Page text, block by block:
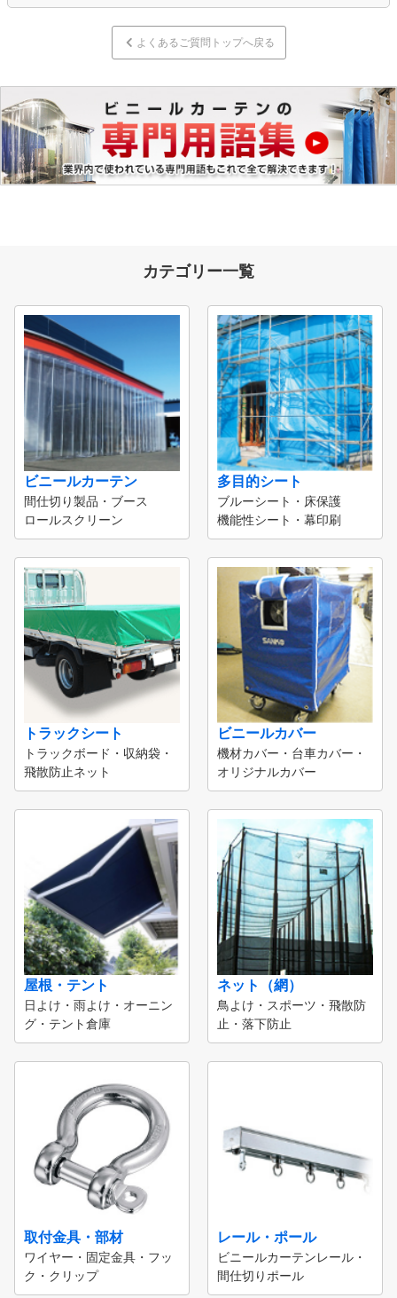
よくあるご質問トップへ戻る
カテゴリー一覧
ビニールカーテン
間仕切り製品・ブース
ロールスクリーン
多目的シート
ブルーシート・床保護
機能性シート・幕印刷
トラックシート
トラックボード・収納袋・
飛散防止ネット
ビニールカバー
機材カバー・台車カバー・
オリジナルカバー
屋根・テント
日よけ・雨よけ・オーニン
グ・テント倉庫
ネット（網）
鳥よけ・スポーツ・飛散防
止・落下防止
取付金具・部材
ワイヤー・固定金具・フッ
ク・クリップ
レール・ポール
ビニールカーテンレール・
間仕切りポール